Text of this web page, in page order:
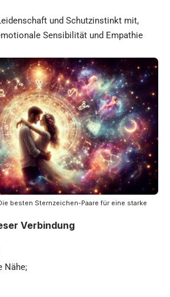
und Schutzinstinkt mit,
Sensibilität und Empathie
besten Sternzeichen-Paare für eine starke
Verbindung
Nähe;